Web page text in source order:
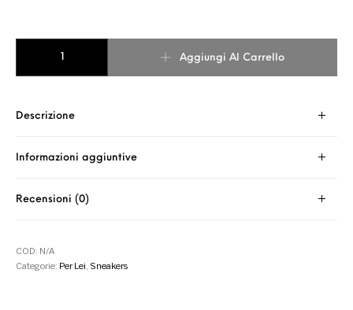
Aggiungi Al Carrello
Descrizione
Informazioni aggiuntive
Recensioni (0)
COD: N/A
Categorie: Per Lei, Sneakers